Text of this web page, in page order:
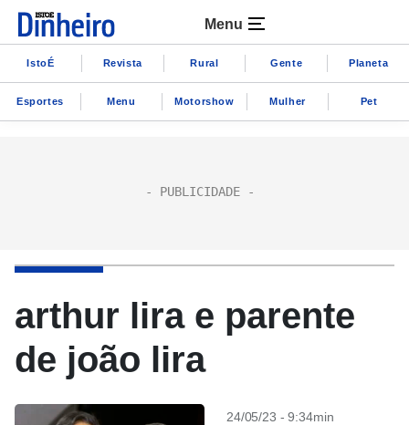
Menu
IstoÉ Revista Rural Gente Planeta
Esportes Menu Motorshow Mulher Pet
arthur lira e parente
de joão lira
24/05/23 - 9:34min